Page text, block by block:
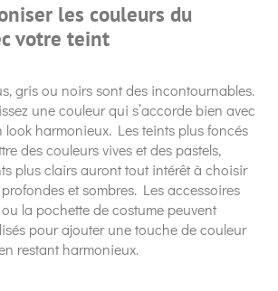
les couleurs du
votre teint
gris ou noirs sont des incontournables.
une couleur qui s’accorde bien avec
look harmonieux. Les teints plus foncés
des couleurs vives et des pastels,
plus clairs auront tout intérêt à choisir
et sombres. Les accessoires
la pochette de costume peuvent
pour ajouter une touche de couleur
restant harmonieux.